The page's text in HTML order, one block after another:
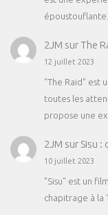
2JM surThe
12 juillet 2023
"The Raid" est
toutes les
propose une
2JM sur Sisu :
10 juillet 2023
"Sisu" est un
chapitrage à la